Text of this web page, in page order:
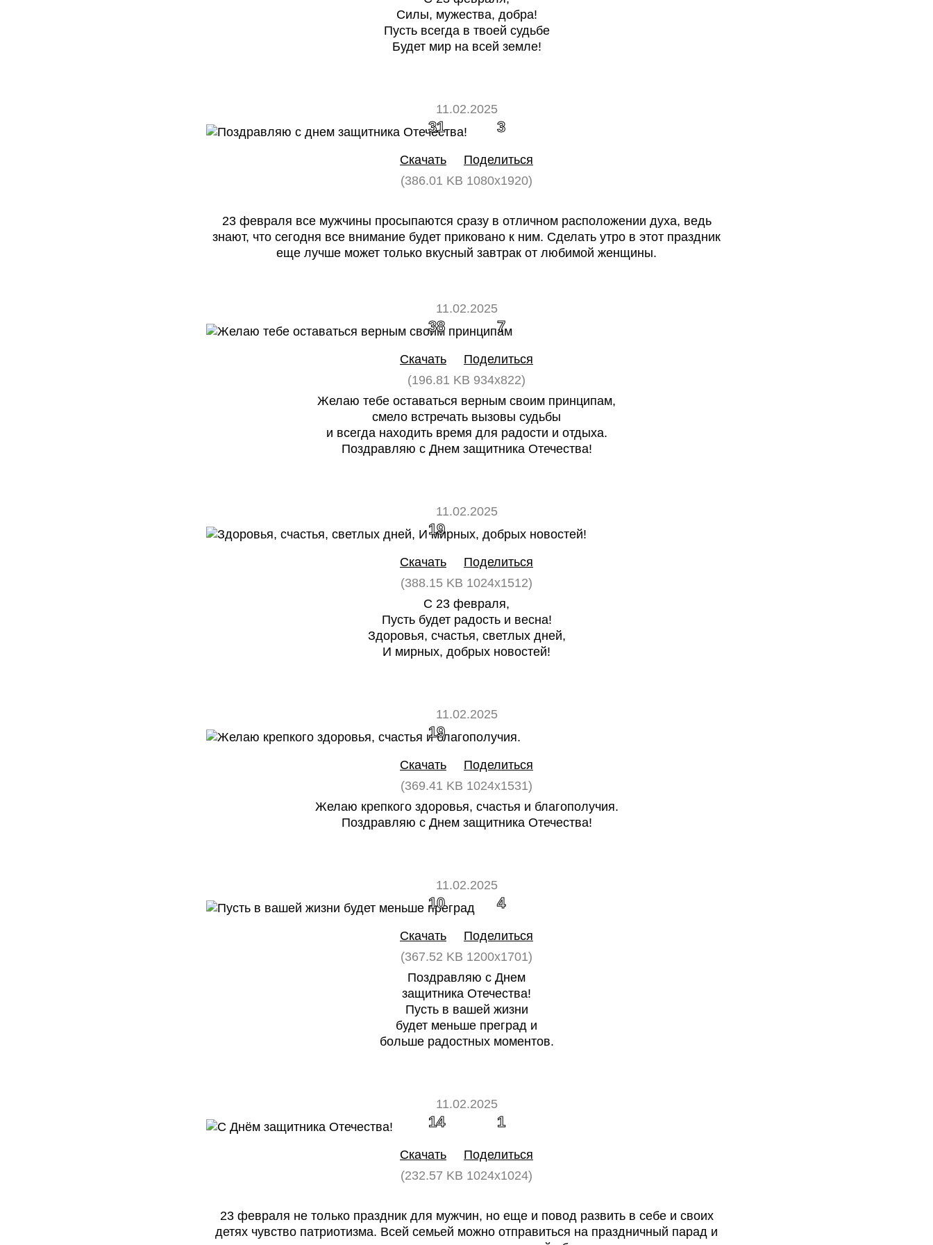
Силы, мужества, добра!
Пусть всегда в твоей судьбе
Будет мир на всей земле!
11.02.2025
31 3
Скачать
Поделиться
(386.01 KB 1080x1920)
23 февраля все мужчины просыпаются сразу в отличном расположении духа, ведь
знают, что сегодня все внимание будет приковано к ним. Сделать утро в этот праздник
еще лучше может только вкусный завтрак от любимой женщины.
11.02.2025
38 7
Скачать
Поделиться
(196.81 KB 934x822)
Желаю тебе оставаться верным своим принципам,
смело встречать вызовы судьбы
и всегда находить время для радости и отдыха.
Поздравляю с Днем защитника Отечества!
11.02.2025
19 0
Скачать
Поделиться
(388.15 KB 1024x1512)
С 23 февраля,
Пусть будет радость и весна!
Здоровья, счастья, светлых дней,
И мирных, добрых новостей!
11.02.2025
19 0
Скачать
Поделиться
(369.41 KB 1024x1531)
Желаю крепкого здоровья, счастья и благополучия.
Поздравляю с Днем защитника Отечества!
11.02.2025
10 4
Скачать
Поделиться
(367.52 KB 1200x1701)
Поздравляю с Днем
защитника Отечества!
Пусть в вашей жизни
будет меньше преград и
больше радостных моментов.
11.02.2025
14 1
Скачать
Поделиться
(232.57 KB 1024x1024)
23 февраля не только праздник для мужчин, но еще и повод развить в себе и своих
детях чувство патриотизма. Всей семьей можно отправиться на праздничный парад и